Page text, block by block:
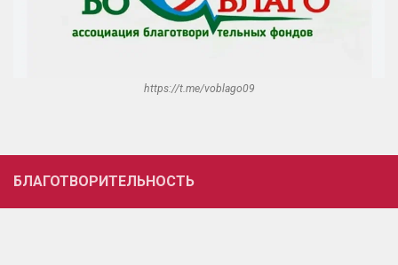
https://t.me/voblago09
БЛАГОТВОРИТЕЛЬНОСТЬ